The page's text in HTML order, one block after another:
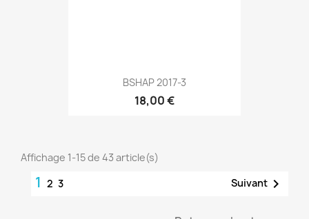
BSHAP 2017-3
18,00 €
Affichage 1-15 de 43 article(s)
1 2 3 Suivant 